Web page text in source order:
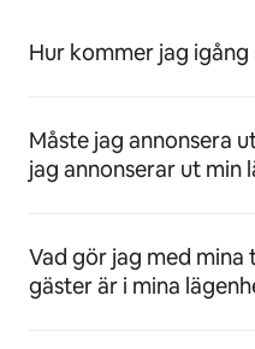
Hur kommer jag
Måste jag annonsera
jag annonserar ut min
Vad gör jag med
gäster är i mina